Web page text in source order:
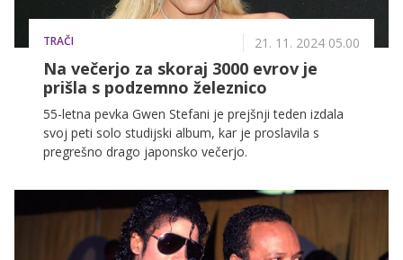
TRAČI 21. 11. 2024 05.00
Na večerjo za skoraj 3000 evrov je
prišla s podzemno železnico
55-letna pevka Gwen Stefani je prejšnji teden izdala
svoj peti solo studijski album, kar je proslavila s
pregrešno drago japonsko večerjo.